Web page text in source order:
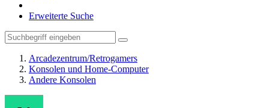
Erweiterte Suche
Arcadezentrum/Retrogamers
Konsolen und Home-Computer
Andere Konsolen